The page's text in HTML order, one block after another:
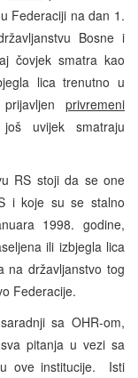
Federaciji na dan 1.
Bosne i
čovjek smatra kao
lica trenutno u
privremeni
uvijek smatraju
RS stoji da se one
i koje su se stalno
1998. godine,
ili izbjegla lica
na državljanstvo tog
Federacije.
sa OHR-om,
pitanja u vezi sa
ove institucije. Isti